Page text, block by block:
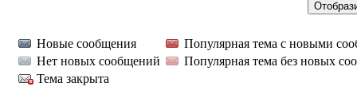
Новые сообщения
Популярная тема с новыми
Нет новых сообщений
Популярная тема без новых
Тема закрыта